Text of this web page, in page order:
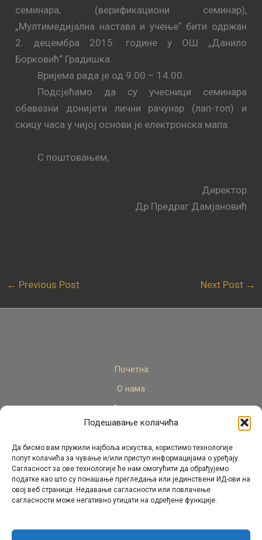
Подешавање колачића
Да бисмо вам пружили најбоља искуства, користимо технологије
попут колачића за чување и/или приступ информацијама о уређају.
Сагласност за ове технологије ће нам омогућити да обрађујемо
податке као што су понашање прегледања или јединствени ИД-ови на
овој веб страници. Недавање сагласности или повлачење
сагласности може негативно утицати на одређене функције.
семинара, (верификациони семинар),
„Мултимедијална настава и учење“бити одржан
2. децембра 2015. године у ОШ „Данило
Борковић“ Градишка.
Вријема рада је од 9.00 – 14.00.
Подсјећамо да су учесници семинара
обавезни донијети лични рачунар (лап-топ) и
скицу часа у чијој основи је електронска мапа.
С поштовањем,
Директор
Др Предраг Дамјановић
← Previous Post Next Post →
Почетна
О нама
Актуелно
Стручни кадар
Пројекти
Архива
Контакт